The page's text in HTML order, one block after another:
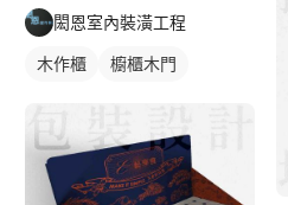
閎恩室內裝潢工程
木作櫃 櫥櫃木門